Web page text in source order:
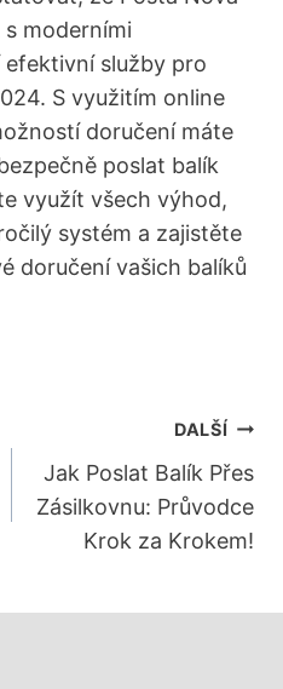
moderními
služby pro
S využitím ⁤online
doručení máte
poslat ‍balík
využít všech výhod,
systém a zajistěte
doručení vašich balíků
DALŠÍ
Jak Poslat Balík Přes
Zásilkovnu: Průvodce
Krok za Krokem!